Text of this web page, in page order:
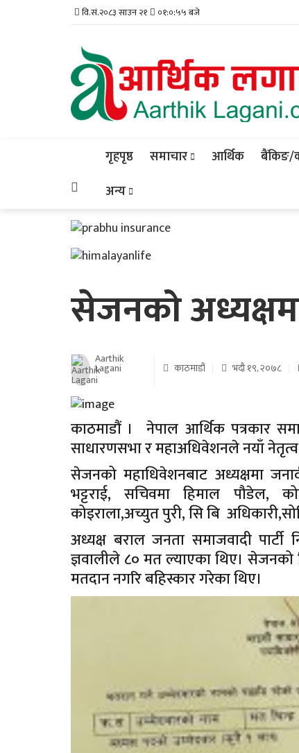
वि.सं.२०८३ साउन २१ ०१:०:५६ बजे
गृहपृष्ठ समाचार आर्थिक बैंकिङ/
अन्य
सेजनको
Aarthik
Lagani काठमाडौं भदौ १९, २०७८
काठमाडौं । नेपाल आर्थिक पत्रकार
साधारणसभा र महाअधिवेशनले नयाँ
सेजनको महाधिवेशनबाट अध्यक्षमा
भट्टराई, सचिवमा हिमाल पौडेल,
कोइराला,अच्युत पुरी, सि बि
अध्यक्ष बराल जनता समाजवादी
ज्ञवालीले ८० मत ल्याएका थिए। सेजनको
मतदान नगरि बहिस्कार गरेका थिए।